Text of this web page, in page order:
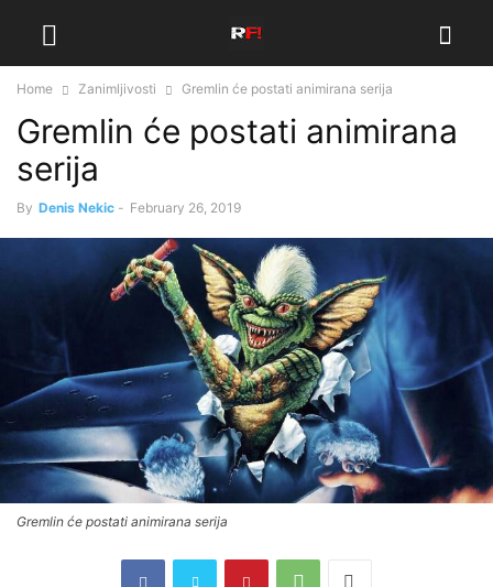
Home Zanimljivosti Gremlin će postati animirana serija
Gremlin će postati animirana
serija
By Denis Nekic - February 26, 2019
Gremlin će postati animirana serija